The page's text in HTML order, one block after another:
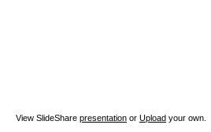
View SlideShare presentation or Upload your own.